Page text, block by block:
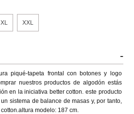
XL XXL
-
piqué-tapeta frontal con botones y logo
nuestros productos de algodón estás
en la iniciativa better cotton. este producto
sistema de balance de masas y, por tanto,
modelo: 187 cm.